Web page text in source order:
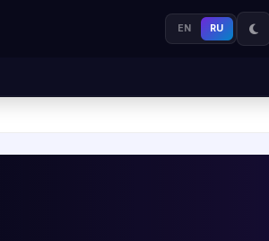
EN RU